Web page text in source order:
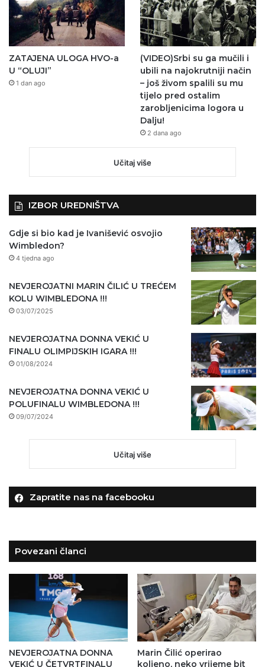
ZATAJENA ULOGA HVO-a
U “OLUJI”
1 dan ago
(VIDEO)Srbi su ga mučili i
ubili na najokrutniji način
– još živom spalili su mu
tijelo pred ostalim
zarobljenicima logora u
Dalju!
2 dana ago
Učitaj više
IZBOR UREDNIŠTVA
Gdje si bio kad je Ivanišević osvojio
Wimbledon?
4 tjedna ago
NEVJEROJATNI MARIN ČILIĆ U TREĆEM
KOLU WIMBLEDONA !!!
03/07/2025
NEVJEROJATNA DONNA VEKIĆ U
FINALU OLIMPIJSKIH IGARA !!!
01/08/2024
NEVJEROJATNA DONNA VEKIĆ U
POLUFINALU WIMBLEDONA !!!
09/07/2024
Učitaj više
Zapratite nas na facebooku
Povezani članci
NEVJEROJATNA DONNA
VEKIĆ U ČETVRTFINALU
Marin Čilić operirao
koljeno, neko vrijeme bit